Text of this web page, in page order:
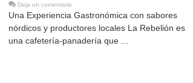
Deja un comentario
Una Experiencia Gastronómica con sabores
nórdicos y productores locales La Rebelión es
una cafetería-panadería que ...